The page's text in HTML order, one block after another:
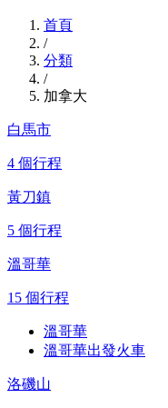
首頁
/
分類
/
加拿大
白馬市
4 個行程
黃刀鎮
5 個行程
溫哥華
15 個行程
溫哥華
溫哥華出發火車
洛磯山